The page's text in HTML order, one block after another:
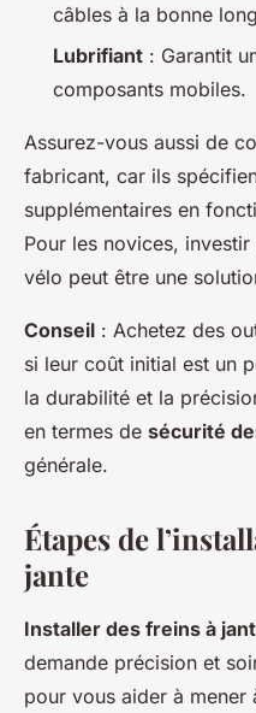
câbles à la bonne
Lubrifiant : Garantit
composants mobiles.
Assurez-vous aussi de
fabricant, car ils
supplémentaires en
Pour les novices,
vélo peut être une
Conseil : Achetez des
si leur coût initial est un
la durabilité et la
en termes de sécurité
générale.
Étapes de
jante
Installer des freins à
demande précision et
pour vous aider à mener